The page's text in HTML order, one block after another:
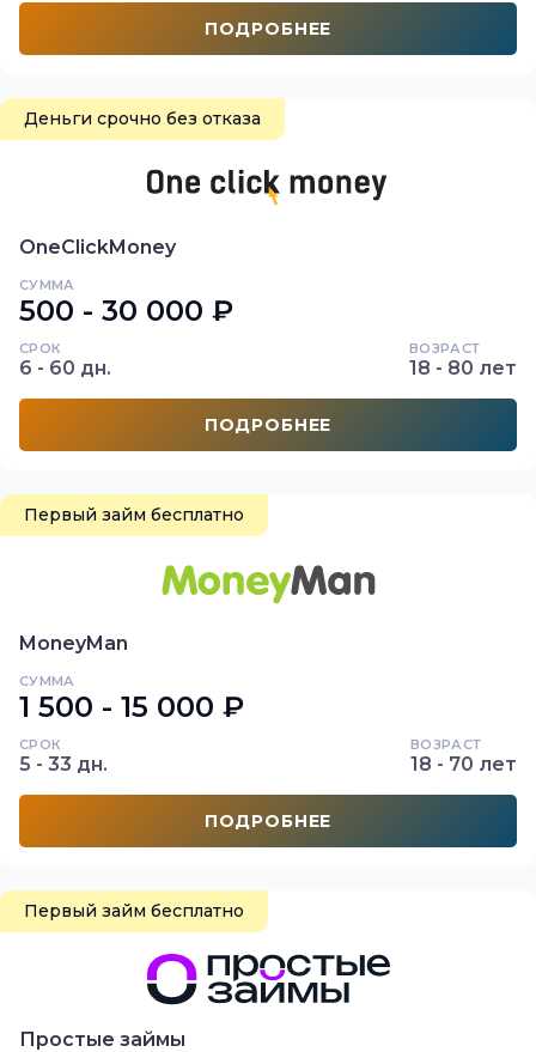
ПОДРОБНЕЕ
Деньги срочно без отказа
OneClickMoney
СУММА
500 - 30 000 ₽
СРОК
6 - 60 дн.
ВОЗРАСТ
18 - 80 лет
ПОДРОБНЕЕ
Первый займ бесплатно
MoneyMan
СУММА
1 500 - 15 000 ₽
СРОК
5 - 33 дн.
ВОЗРАСТ
18 - 70 лет
ПОДРОБНЕЕ
Первый займ бесплатно
Простые займы